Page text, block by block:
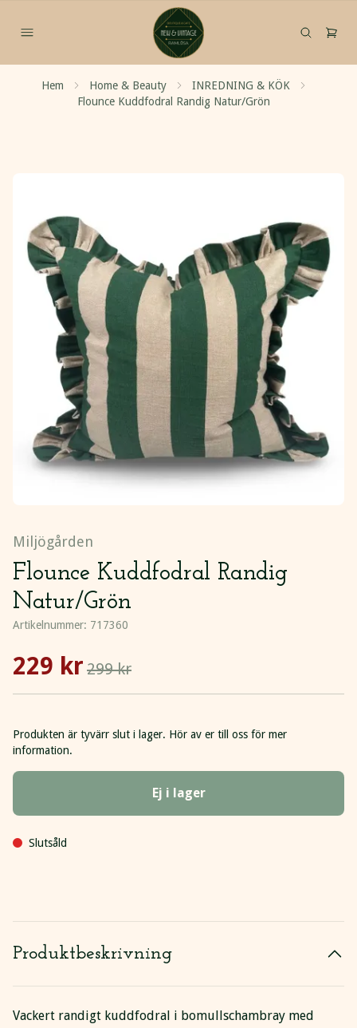
Hem Home & Beauty
INREDNING & KÖK
Flounce Kuddfodral Randig Natur/Grön
Miljögården
Flounce Kuddfodral Randig
Natur/Grön
Artikelnummer: 717360
229 kr 299 kr
Produkten är tyvärr slut i lager. Hör av er till oss för mer
information.
Ej i lager
Slutsåld
Produktbeskrivning
Vackert randigt kuddfodral i bomullschambray med